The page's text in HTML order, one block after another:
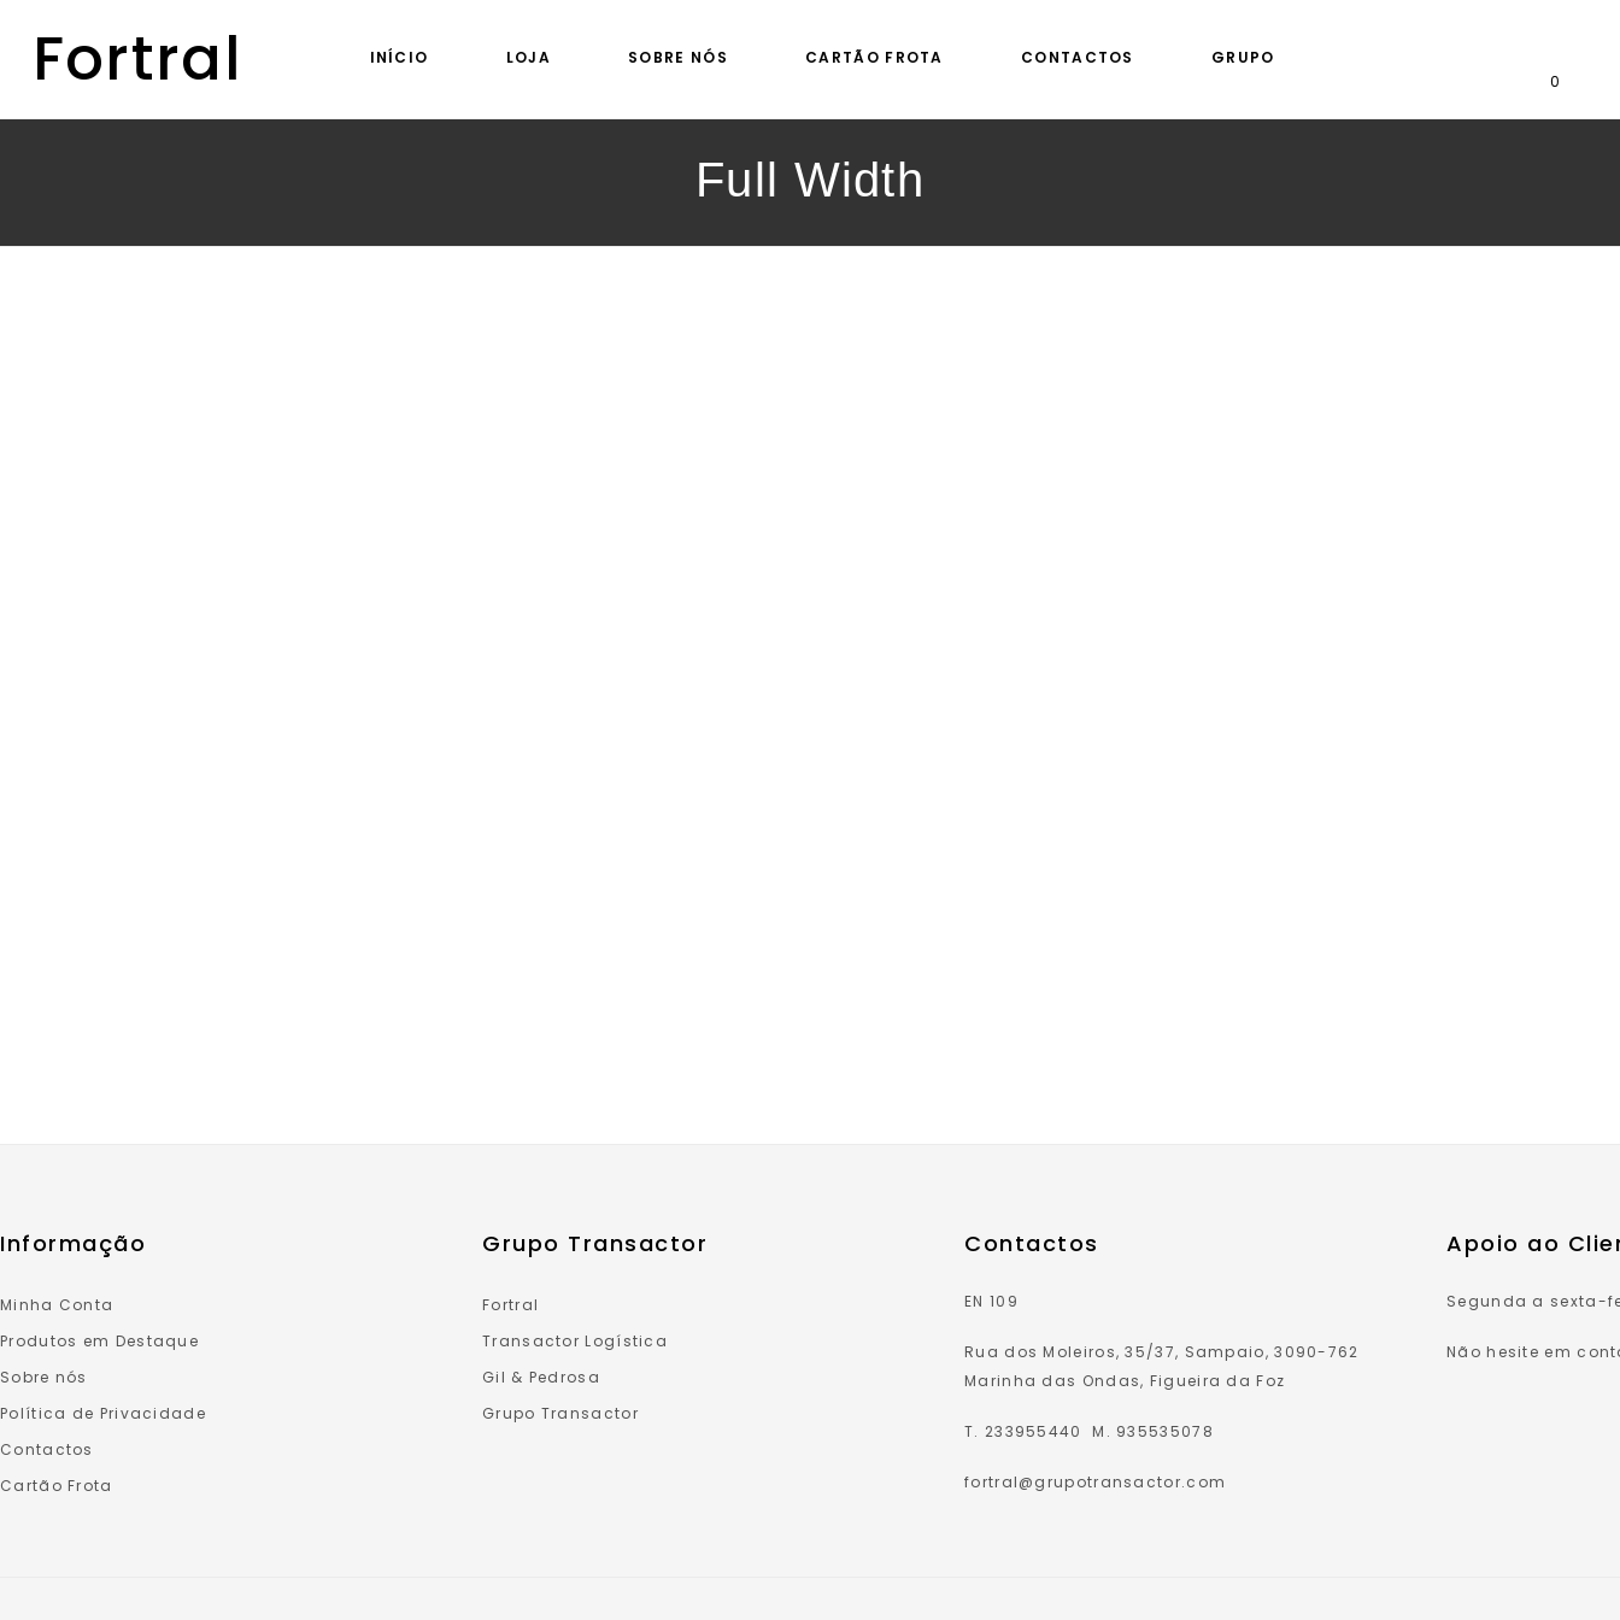
Fortral INÍCIO LOJA SOBRE NÓS CARTÃO FROTA CONTACTOS
GRUPO
0
Full Width
Informação
Minha Conta
Produtos em Destaque
Sobre nós
Política de Privacidade
Contactos
Cartão Frota
Grupo Transactor
Fortral
Transactor Logística
Gil & Pedrosa
Grupo Transactor
Contactos
EN 109
Rua dos Moleiros, 35/37, Sampaio, 3090-762
Marinha das Ondas, Figueira da Foz
T. 233955440 M. 935535078
fortral@grupotransactor.com
Apoio ao
Segunda a sexta-
Não hesite em